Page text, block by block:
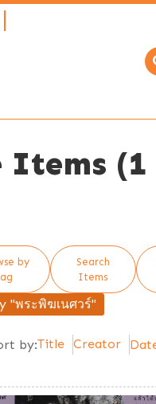
Items (1
by
Search
Items
"พระพิฆเนศวร์"
by:Title Creator